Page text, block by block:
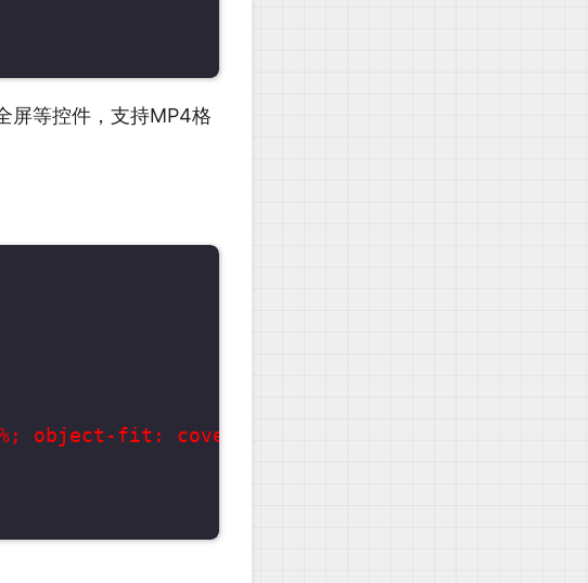
屏等控件，支持MP4格
object-fit: cover; z-index: -1;"